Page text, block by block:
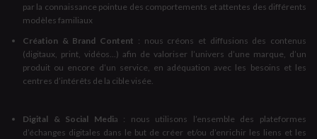
par la connaissance pointue des comportements et attentes des différents
modèles familiaux
Création & Brand Content : nous créons et diffusions des contenus
(digitaux, print, vidéos...) afin de valoriser l’univers d’une marque, d’un
produit ou encore d’un service, en adéquation avec les besoins et les
centres d’intérêts de la cible visée.
Digital & Social Media : nous utilisons l’ensemble des plateformes
d’échanges digitales dans le but de créer et/ou d’enrichir les liens et les